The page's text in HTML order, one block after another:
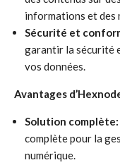
informations et des
Sécurité et
garantir la sécurité
vos données.
Avantages
Solution complète:
complète pour la
numérique.